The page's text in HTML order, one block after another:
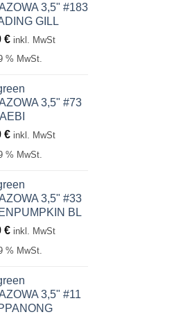
3,5" #183
GILL
€ inkl. MwSt
% MwSt.
3,5" #73
€ inkl. MwSt
% MwSt.
3,5" #33
BL
€ inkl. MwSt
% MwSt.
3,5" #11